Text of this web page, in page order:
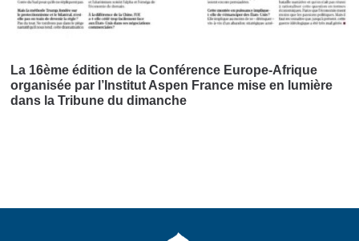
La 16ème édition de la Conférence Europe-Afrique
organisée par l’Institut Aspen France mise en lumière
dans la Tribune du dimanche